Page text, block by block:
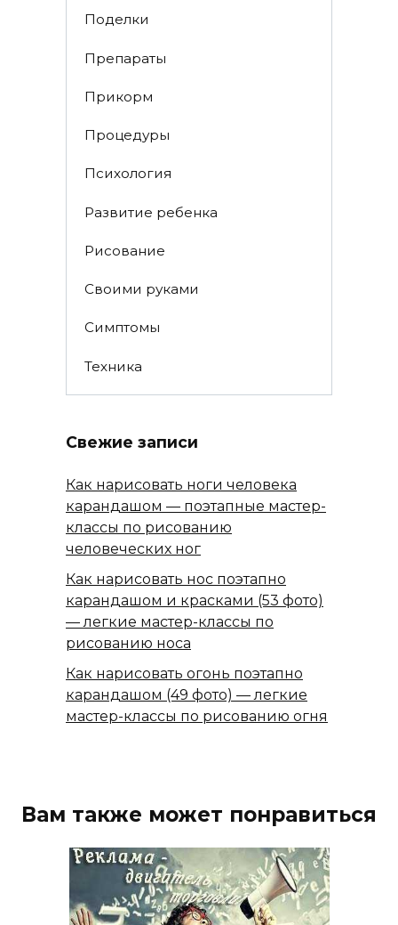
Поделки
Препараты
Прикорм
Процедуры
Психология
Развитие ребенка
Рисование
Своими руками
Симптомы
Техника
Свежие записи
Как нарисовать ноги человека
карандашом — поэтапные мастер-
классы по рисованию
человеческих ног
Как нарисовать нос поэтапно
карандашом и красками (53 фото)
— легкие мастер-классы по
рисованию носа
Как нарисовать огонь поэтапно
карандашом (49 фото) — легкие
мастер-классы по рисованию огня
Вам также может понравиться